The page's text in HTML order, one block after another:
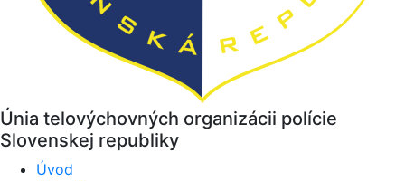
Únia telovýchovných organizácii polície
Slovenskej republiky
Úvod